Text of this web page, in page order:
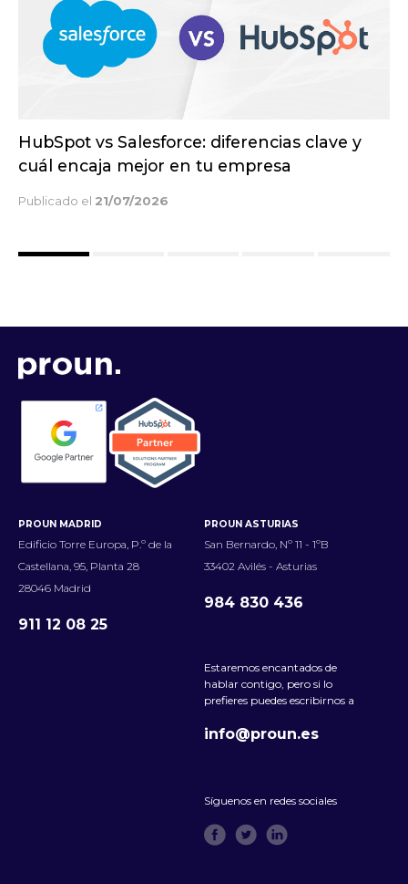
Inbound vs outbound marketing: diferencias
estratégicas para captar mejores clientes
Publicado el14/07/2026
PROUN MADRID
Edificio Torre Europa, P.º de la
Castellana, 95, Planta 28
28046 Madrid
911 12 08 25
PROUN ASTURIAS
San Bernardo, Nº 11 - 1ºB
33402 Avilés - Asturias
984 830 436
Estaremos encantados de
hablar contigo, pero si lo
prefieres puedes escribirnos a
info@proun.es
Síguenos en redes sociales